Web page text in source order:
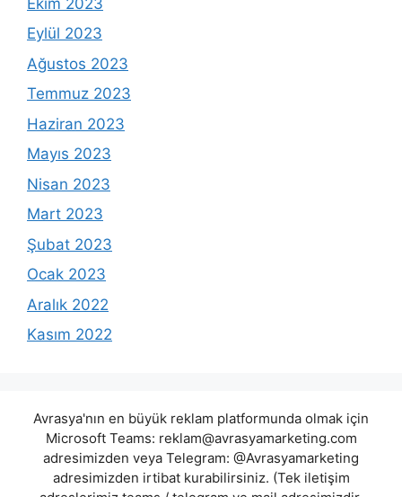
Eylül 2023
Ağustos 2023
Temmuz 2023
Haziran 2023
Mayıs 2023
Nisan 2023
Mart 2023
Şubat 2023
Ocak 2023
Aralık 2022
Kasım 2022
Avrasya'nın en büyük reklam platformunda olmak için
Microsoft Teams: reklam@avrasyamarketing.com
adresimizden veya Telegram: @Avrasyamarketing
adresimizden irtibat kurabilirsiniz. (Tek iletişim